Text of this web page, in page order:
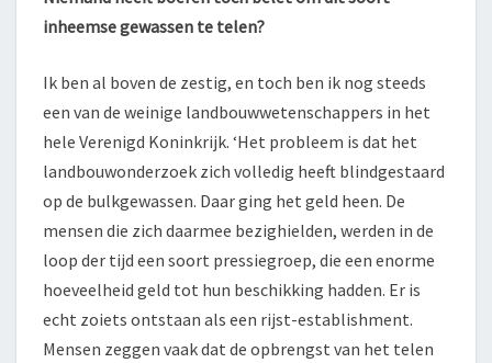
inheemse gewassen te telen?
Ik ben al boven de zestig, en toch ben ik nog steeds
een van de weinige landbouwwetenschappers in het
hele Verenigd Koninkrijk. ‘Het probleem is dat het
landbouwonderzoek zich volledig heeft blindgestaard
op de bulkgewassen. Daar ging het geld heen. De
mensen die zich daarmee bezighielden, werden in de
loop der tijd een soort pressiegroep, die een enorme
hoeveelheid geld tot hun beschikking hadden. Er is
echt zoiets ontstaan als een rijst-establishment.
Mensen zeggen vaak dat de opbrengst van het telen